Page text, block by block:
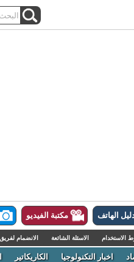
الهاتف مكتبة الفيديو
الاسئلة الشائعة الانضمام لفريق
اخبار التكنولوجيا الكاريكاتير